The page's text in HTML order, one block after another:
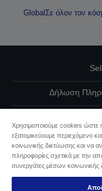
GlobalΣε όλον τον
Δήλωση
Δέσμευση
Χρησιμοποιούμε cookies ώστε
εξατομικεύουμε περιεχόμενο
κοινωνικής δικτύωσης και να
πληροφορίες σχετικά με την
συνεργάτες μέσων κοινωνικής